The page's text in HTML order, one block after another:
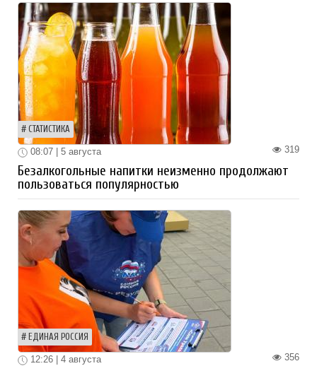
СТАТИСТИКА
319
08:07 | 5 августа
Безалкогольные напитки неизменно продолжают
пользоваться популярностью
ЕДИНАЯ РОССИЯ
356
12:26 | 4 августа